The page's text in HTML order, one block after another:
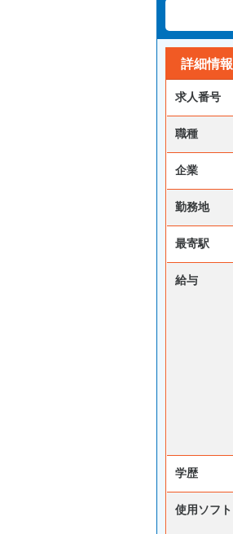
詳細情報
求人番号
職種
企業
勤務地
最寄駅
給与
学歴
使用ソフト